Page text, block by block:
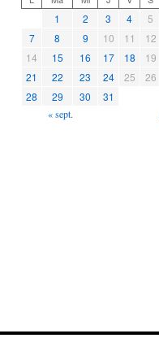
1 2 3 4 5
7
8 9 10 11 12
14
15 16 17 18 19
21
22 23 24 25 26
28
29 30 31
« sept.